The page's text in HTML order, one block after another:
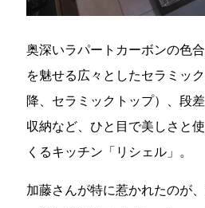
奥深いラパートカーボンの色
を魅せる広々としたセラミッ
降、セラミックトップ）、段
収納など、ひと目で美しさと
くるキッチン「リシェル」。
加藤さんが特に惹かれたのが